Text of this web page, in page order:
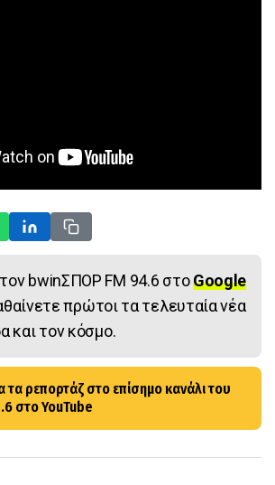
bwinΣΠΟΡ FM 94.6 στοGoogle
πρώτοι τα τελευταία νέα
και τον κόσμο.
τα ρεπορτάζ στο επίσημο κανάλι του
στο YouTube